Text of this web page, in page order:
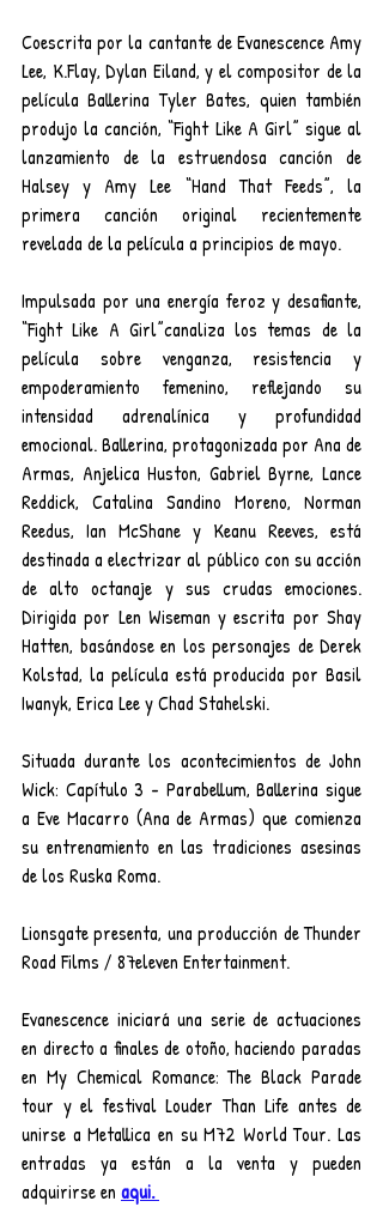
Coescrita por la cantante de Evanescence Amy
Lee, K.Flay, Dylan Eiland, y el compositor de la
película Ballerina Tyler Bates, quien también
produjo la canción, “Fight Like A Girl” sigue al
lanzamiento de la estruendosa canción de
Halsey y Amy Lee “Hand That Feeds”, la
primera canción original recientemente
revelada de la película a principios de mayo.
Impulsada por una energía feroz y desafiante,
“Fight Like A Girl”canaliza los temas de la
película sobre venganza, resistencia y
empoderamiento femenino, reflejando su
intensidad adrenalínica y profundidad
emocional. Ballerina, protagonizada por Ana de
Armas, Anjelica Huston, Gabriel Byrne, Lance
Reddick, Catalina Sandino Moreno, Norman
Reedus, Ian McShane y Keanu Reeves, está
destinada a electrizar al público con su acción
de alto octanaje y sus crudas emociones.
Dirigida por Len Wiseman y escrita por Shay
Hatten, basándose en los personajes de Derek
Kolstad, la película está producida por Basil
Iwanyk, Erica Lee y Chad Stahelski.
Situada durante los acontecimientos de John
Wick: Capítulo 3 - Parabellum, Ballerina sigue
a Eve Macarro (Ana de Armas) que comienza
su entrenamiento en las tradiciones asesinas
de los Ruska Roma.
Lionsgate presenta, una producción de Thunder
Road Films / 87eleven Entertainment.
Evanescence iniciará una serie de actuaciones
en directo a finales de otoño, haciendo paradas
en My Chemical Romance: The Black Parade
tour y el festival Louder Than Life antes de
unirse a Metallica en su M72 World Tour. Las
entradas ya están a la venta y pueden
adquirirse en aqui.